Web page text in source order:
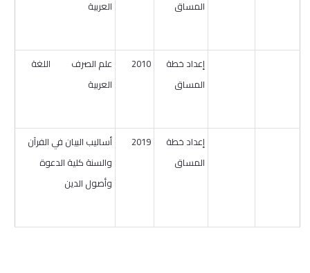
المساق العربية
إعداد خطة
المساق
2010
علم الصرف اللغة
العربية
إعداد خطة
المساق
2019
أساليب البيان في الفرآن
والسنة كلية الدعوة
وأصول الدين